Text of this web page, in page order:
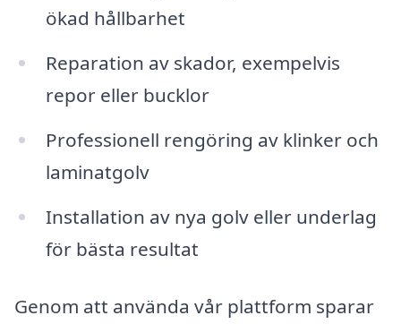
ökad hållbarhet
Reparation av skador, exempelvis
repor eller bucklor
Professionell rengöring av klinker och
laminatgolv
Installation av nya golv eller underlag
för bästa resultat
Genom att använda vår plattform sparar